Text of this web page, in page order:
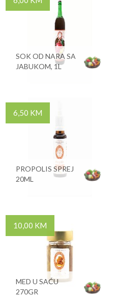
SOK OD NARA SA
JABUKOM, 1L
6,50 KM
PROPOLIS SPREJ
20ML
10,00 KM
MED U SAĆU
270GR